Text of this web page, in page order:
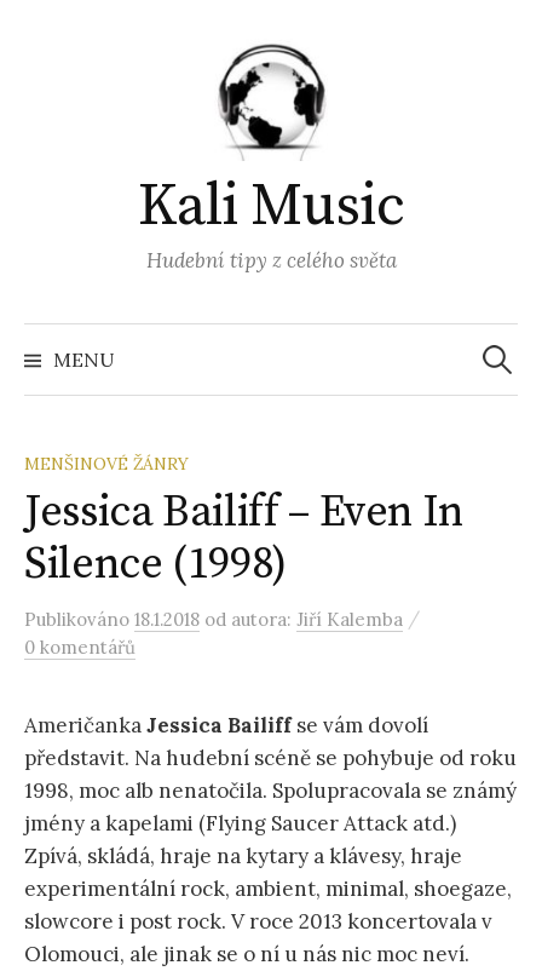
Kali Music
Hudební tipy z celého světa
MENU
MENŠINOVÉ ŽÁNRY
Jessica Bailiff – Even In
Silence (1998)
Publikováno 18.1.2018 od autora: Jiří Kalemba /
0 komentářů
AmeričankaJessica Bailiffse vám dovolí
představit. Na hudební scéně se pohybuje od roku
1998, moc alb nenatočila. Spolupracovala se známý
jmény a kapelami (Flying Saucer Attack atd.)
Zpívá, skládá, hraje na kytary a klávesy, hraje
experimentální rock, ambient, minimal, shoegaze,
slowcore i post rock. V roce 2013 koncertovala v
Olomouci, ale jinak se o ní u nás nic moc neví.